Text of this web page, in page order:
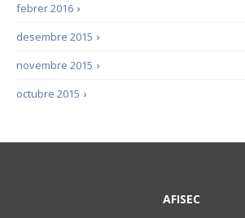
›
febrer 2016
›
desembre 2015
›
novembre 2015
›
octubre 2015
AFISEC